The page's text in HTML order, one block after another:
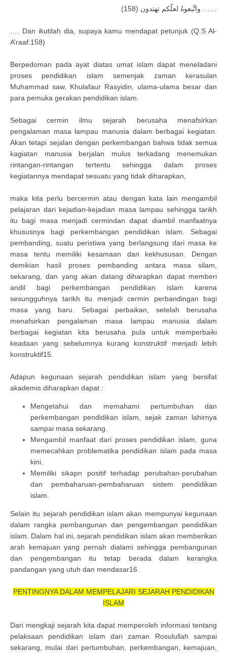
…… واتَّبعوهُ لعلّكم تهتدون (158)
…. Dan ikutilah dia, supaya kamu mendapat petunjuk (Q.S Al-
A’raaf:158)
Berpedoman pada ayat diatas umat islam dapat meneladani
proses pendidikan islam semenjak zaman kerasulan
Muhammad saw, Khulafaur Rasyidin, ulama-ulama besar dan
para pemuka gerakan pendidikan islam.
Sebagai cermin ilmu sejarah berusaha menafsirkan
pengalaman masa lampau manusia dalam berbagai kegiatan.
Akan tetapi sejalan dengan perkembangan bahwa tidak semua
kagiatan manusia berjalan mulus terkadang menemukan
rintangan-rintangan tertentu sehingga dalam proses
kegiatannya mendapat sesuatu yang tidak diharapkan,
maka kita perlu bercermin atau dengan kata lain mengambil
pelajaran dari kejadian-kejadian masa lampau sehingga tarikh
itu bagi masa menjadi cermindan dapat diambil manfaatnya
khususnya bagi perkembangan pendidikan islam. Sebagai
pembanding, suatu peristiwa yang berlangsung dari masa ke
masa tentu memiliki kesamaan dan kekhususan. Dengan
demikian hasil proses pembanding antara masa silam,
sekarang, dan yang akan datang diharapkan dapat memberi
andil bagi perkembangan pendidikan islam karena
sesungguhnya tarikh itu menjadi cermin perbandingan bagi
masa yang baru. Sebagai perbaikan, setelah berusaha
menafsirkan pengalaman masa lampau manusia dalam
berbagai kegiatan kita berusaha pula untuk memperbaiki
keadaan yang sebelumnya kurang konstruktif menjadi lebih
konstruktif15.
Adapun kegunaan sejarah pendidikan islam yang bersifat
akademis diharapkan dapat :
Mengetahui dan memahami pertumbuhan dan
perkembangan pendidikan islam, sejak zaman lahirnya
sampai masa sekarang.
Mengambil manfaat dari proses pendidikan islam, guna
memecahkan problematika pendidikan islam pada masa
kini.
Memiliki sikapn positif terhadap perubahan-perubahan
dan pembaharuan-pembaharuan sistem pendidikan
islam.
Selain itu sejarah pendidikan islam akan mempunyai kegunaan
dalam rangka pembangunan dan pengembangan pendidikan
islam. Dalam hal ini, sejarah pendidikan islam akan memberikan
arah kemajuan yang pernah dialami sehingga pembangunan
dan pengembangan itu tetap berada dalam kerangka
pandangan yang utuh dan mendasar16.
PENTINGNYA DALAM MEMPELAJARI SEJARAH PENDIDIKAN
ISLAM
Dari mengkaji sejarah kita dapat memperoleh informasi tentang
pelaksaan pendidikan islam dari zaman Rosulullah sampai
sekarang, mulai dari pertumbuhan, perkembangan, kemajuan,